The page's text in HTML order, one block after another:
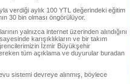
verdiği aylık 100 YTL değerindeki eğitim
30 bin olması öngörülüyor.
yalnızca internet üzerinden alındığını
karışıklıkların ve bir takım
İzmir Büyükşehir
tüm açıklama ve duyurular buradan
sistemi devreye alınmış, böylece